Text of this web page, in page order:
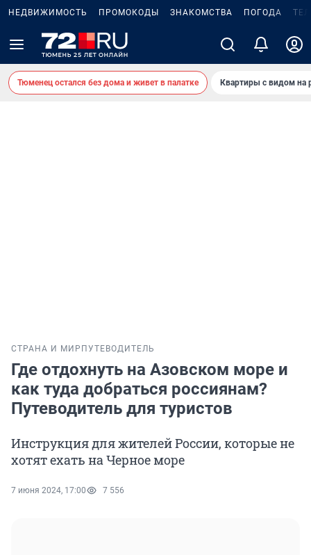
НЕДВИЖИМОСТЬ ПРОМОКОДЫ ЗНАКОМСТВА ПОГОДА
Тюменец остался без дома и живет в палатке Квартиры с видом на
СТРАНА И МИР ПУТЕВОДИТЕЛЬ
Где отдохнуть на Азовском море и
как туда добраться россиянам?
Путеводитель для туристов
Инструкция для жителей России, которые не
хотят ехать на Черное море
7 июня 2024, 17:00 7 556